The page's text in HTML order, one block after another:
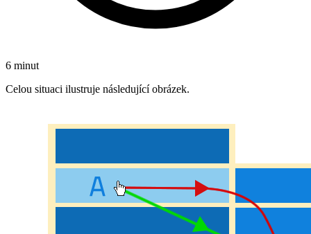
6 minut
Celou situaci ilustruje následující obrázek.